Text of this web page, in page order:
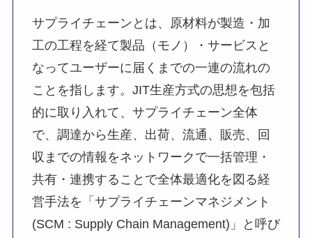
サプライチェーンとは、原材料が製造・加
工の工程を経て製品（モノ）・サービスと
なってユーザーに届くまでの一連の流れの
ことを指します。JIT生産方式の思想を包括
的に取り入れて、サプライチェーン全体
で、調達から生産、出荷、流通、販売、回
収までの情報をネットワークで一括管理・
共有・連携することで全体最適化を図る経
営手法を「サプライチェーンマネジメント
(SCM : Supply Chain Management)」と呼び